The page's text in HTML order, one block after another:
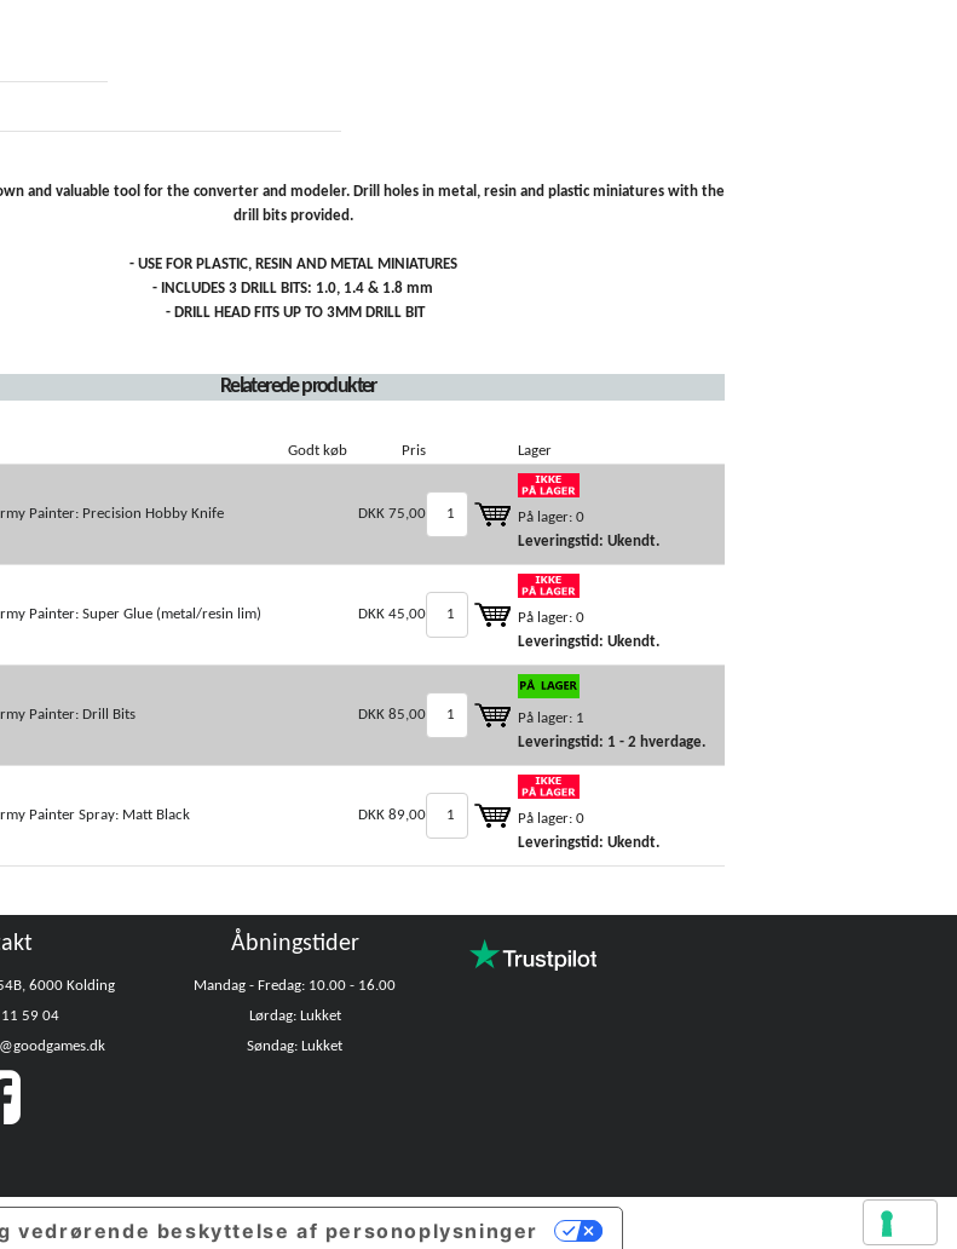
and valuable tool for the converter and modeler. Drill holes in metal, resin and plastic miniatures with the
drill bits provided.
- USE FOR PLASTIC, RESIN AND METAL MINIATURES
- INCLUDES 3 DRILL BITS: 1.0, 1.4 & 1.8 mm
- DRILL HEAD FITS UP TO 3MM DRILL BIT
Relaterede produkter
Godt køb Pris Lager
Painter: Precision Hobby Knife DKK 75,00
På lager: 0
Leveringstid: Ukendt.
Painter: Super Glue (metal/resin lim) DKK 45,00
På lager: 0
Leveringstid: Ukendt.
Painter: Drill Bits DKK 85,00
På lager: 1
Leveringstid: 1 - 2 hverdage.
Painter Spray: Matt Black DKK 89,00
På lager: 0
Leveringstid: Ukendt.
6000 Kolding
59 04
Åbningstider
Mandag - Fredag: 10.00 - 16.00
Lørdag: Lukket
Søndag: Lukket
vedrørende beskyttelse af personoplysninger